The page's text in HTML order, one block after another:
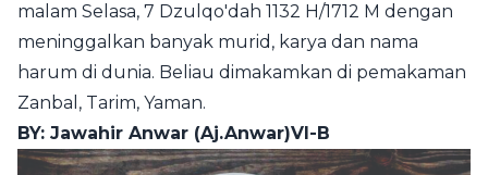
malam Selasa, 7 Dzulqo'dah 1132 H/1712 M dengan
meninggalkan banyak murid, karya dan nama
harum di dunia. Beliau dimakamkan di pemakaman
Zanbal, Tarim, Yaman.
BY: Jawahir Anwar (Aj.Anwar)VI-B